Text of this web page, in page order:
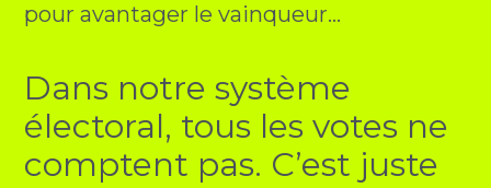
pour avantager le vainqueur…
Dans notre système
électoral, tous les votes ne
comptent pas. C’est juste